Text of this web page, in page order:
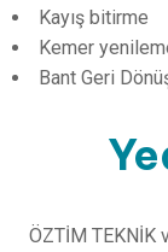
Kayış bitirme
Kemer
Bant Geri
ÖZTİM TEKNİK